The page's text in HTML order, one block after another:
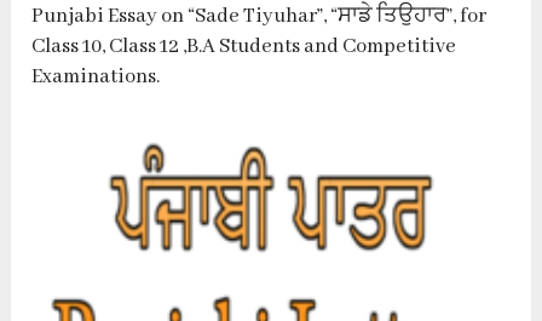
Punjabi Essay on “Sade Tiyuhar”, “ਸਾਡੇ ਤਿਉਹਾਰ”, for
Class 10, Class 12 ,B.A Students and Competitive
Examinations.